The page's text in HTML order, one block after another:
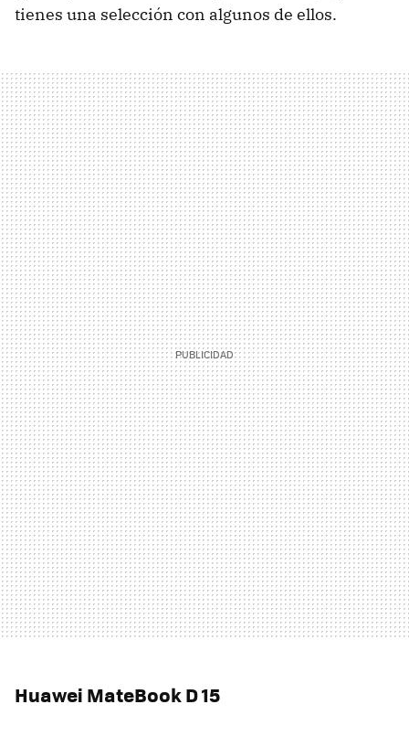
tienes una selección con algunos de ellos.
Huawei MateBook D 15